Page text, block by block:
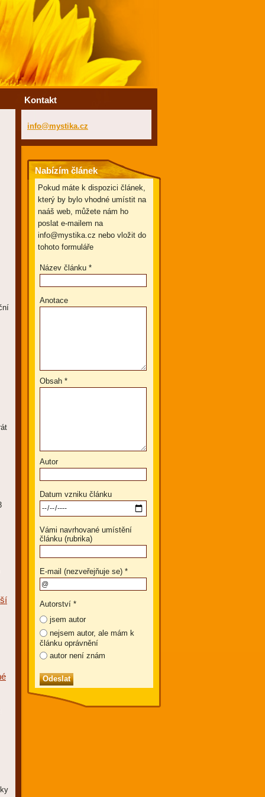
Kontakt
info@mystika.cz
Nabízím článek
Pokud máte k dispozici článek,
který by bylo vhodné umístit na
naáš web, můžete nám ho
poslat e-mailem na
info@mystika.cz nebo vložit do
tohoto formuláře
Název článku *
Anotace
Obsah *
Autor
Datum vzniku článku
Vámi navrhované umístění
článku (rubrika)
E-mail (nezveřejňuje se) *
Autorství *
jsem autor
nejsem autor, ale mám k
článku oprávnění
autor není znám